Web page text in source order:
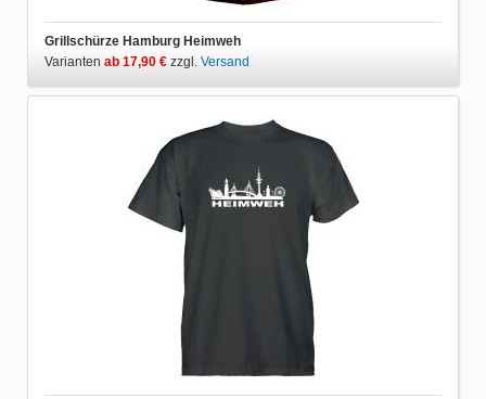
Grillschürze Hamburg Heimweh
Varianten ab 17,90 € zzgl. Versand